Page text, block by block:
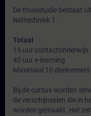
De thuisstudie bestaat
Nettechniek 1.
Totaal
15 uur contactonderwijs
40 uur e-learning
Maximaal 10
Bij de cursus worden
de verschijnselen die in
worden gemaakt. Het